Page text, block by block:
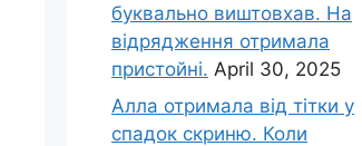
буквально виштовхав. На
відрядження отримала
пристойні. April 30, 2025
Алла отримала від тітки у
спадок скриню. Коли